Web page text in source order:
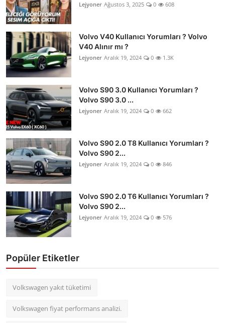
Lejyoner Ağustos 3, 2025 0 608
Volvo V40 Kullanıcı Yorumları ? Volvo
V40 Alınır mı ?
Lejyoner Aralık 19, 2024 0 1.3K
Volvo S90 3.0 Kullanıcı Yorumları ?
Volvo S90 3.0 ...
Lejyoner Aralık 19, 2024 0 662
Volvo S90 2.0 T8 Kullanıcı Yorumları ?
Volvo S90 2...
Lejyoner Aralık 19, 2024 0 846
Volvo S90 2.0 T6 Kullanıcı Yorumları ?
Volvo S90 2...
Lejyoner Aralık 19, 2024 0 576
Popüler Etiketler
Volkswagen yakıt tüketimi
Volkswagen fiyat performans analizi.